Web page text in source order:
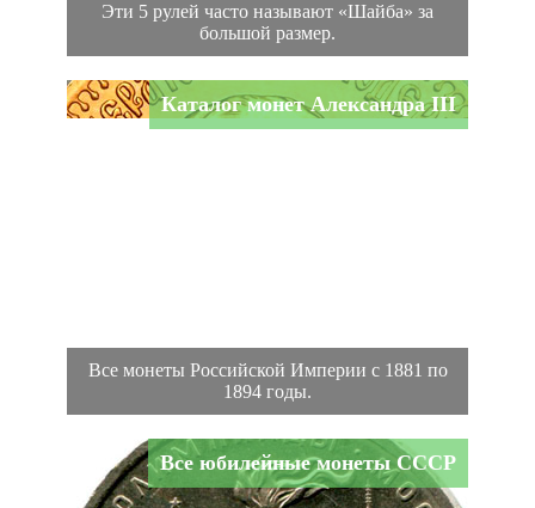
Эти 5 рулей часто называют «Шайба» за
большой размер.
Каталог монет Александра III
Все монеты Российской Империи с 1881 по
1894 годы.
Все юбилейные монеты СССР